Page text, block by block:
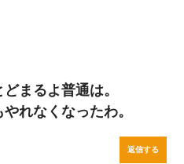
まるよ普通は。
れなくなったわ。
返信する